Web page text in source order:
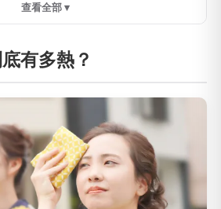
查看全部 ▾
有多熱？